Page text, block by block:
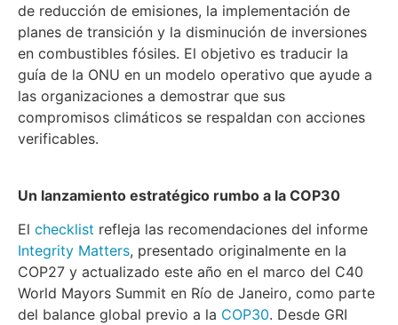
de reducción de emisiones, la implementación de
planes de transición y la disminución de inversiones
en combustibles fósiles. El objetivo es traducir la
guía de la ONU en un modelo operativo que ayude a
las organizaciones a demostrar que sus
compromisos climáticos se respaldan con acciones
verificables.
Un lanzamiento estratégico rumbo a la COP30
El checklist refleja las recomendaciones del informe
Integrity Matters, presentado originalmente en la
COP27 y actualizado este año en el marco del C40
World Mayors Summit en Río de Janeiro, como parte
del balance global previo a la COP30. Desde GRI